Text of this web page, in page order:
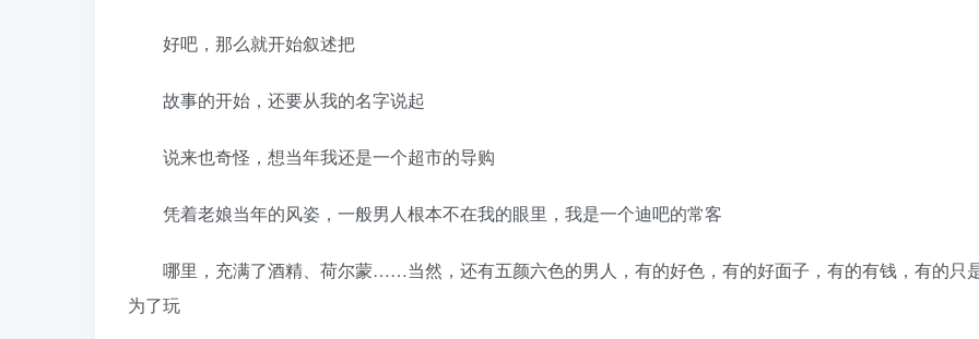
好吧，那么就开始叙述把
故事的开始，还要从我的名字说起
说来也奇怪，想当年我还是一个超市的导购
凭着老娘当年的风姿，一般男人根本不在我的眼里，我是一个迪吧的常客
哪里，充满了酒精、荷尔蒙……当然，还有五颜六色的男人，有的好色，有的好面子，有的有钱，有的只
为了玩